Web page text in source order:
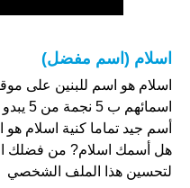
اسلام (اسم مفضل)
أسم جيد تماما كنية اسلام هو
هل أسمك اسلام? من فضلك
لتحسين هذا الملف الشخصي